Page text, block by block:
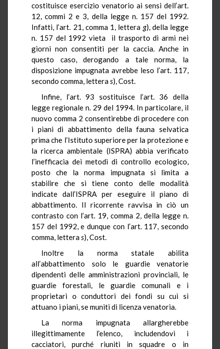
costituisce esercizio venatorio ai sensi dell’art.
12, commi 2 e 3, della legge n. 157 del 1992.
Infatti, l’art. 21, comma 1, lettera g), della legge
n. 157 del 1992 vieta il trasporto di armi nei
giorni non consentiti per la caccia. Anche in
questo caso, derogando a tale norma, la
disposizione impugnata avrebbe leso l’art. 117,
secondo comma, letteras), Cost.
Infine, l’art. 93 sostituisce l’art. 36 della
legge regionale n. 29 del 1994. In particolare, il
nuovo comma 2 consentirebbe di procedere con
i piani di abbattimento della fauna selvatica
prima che l’Istituto superiore per la protezione e
la ricerca ambientale (ISPRA) abbia verificato
l’inefficacia dei metodi di controllo ecologico,
posto che la norma impugnata si limita a
stabilire che si tiene conto delle modalità
indicate dall’ISPRA per eseguire il piano di
abbattimento. Il ricorrente ravvisa in ciò un
contrasto con l’art. 19, comma 2, della legge n.
157 del 1992, e dunque con l’art. 117, secondo
comma, letteras), Cost.
Inoltre la norma statale abilita
all’abbattimento solo le guardie venatorie
dipendenti delle amministrazioni provinciali, le
guardie forestali, le guardie comunali e i
proprietari o conduttori dei fondi su cui si
attuano i piani, se muniti di licenza venatoria.
La norma impugnata allargherebbe
illegittimamente l’elenco, includendovi i
cacciatori, purché riuniti in squadre o in